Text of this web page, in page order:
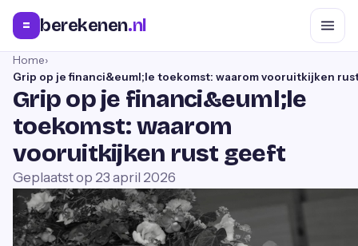
= berekenen.nl
Home›
Grip op je financi&euml;le toekomst: waarom vooruitkijken
Grip op je financi&euml;le
toekomst: waarom
vooruitkijken rust geeft
Geplaatst op 23 april 2026